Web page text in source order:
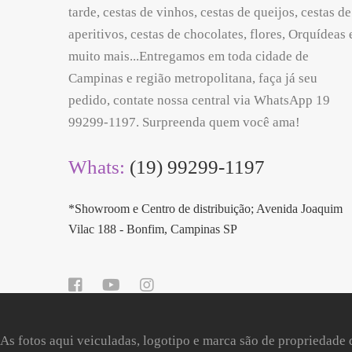
tarde, cestas de vinhos, cestas de queijos, cestas de
aperitivos, cestas de chocolates, flores, Orquídeas
muito mais...Entregamos em toda cidade de
Campinas e região metropolitana, faça já seu
pedido, contate nossa central via WhatsApp 19
99299-1197. Surpreenda quem você ama!
Whats: (19) 99299-1197
*Showroom e Centro de distribuição; Avenida Joaquim
Vilac 188 - Bonfim, Campinas SP
As fotos aqui veiculadas, logotipo e marca são de propriedade